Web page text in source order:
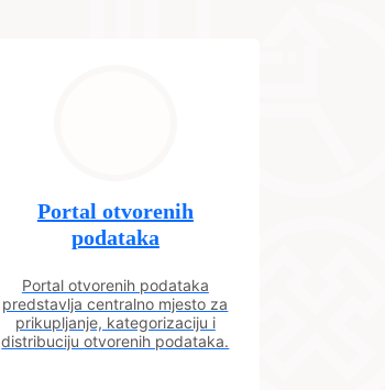
Portal otvorenih
podataka
Portal otvorenih podataka
predstavlja centralno mjesto za
prikupljanje, kategorizaciju i
distribuciju otvorenih podataka.